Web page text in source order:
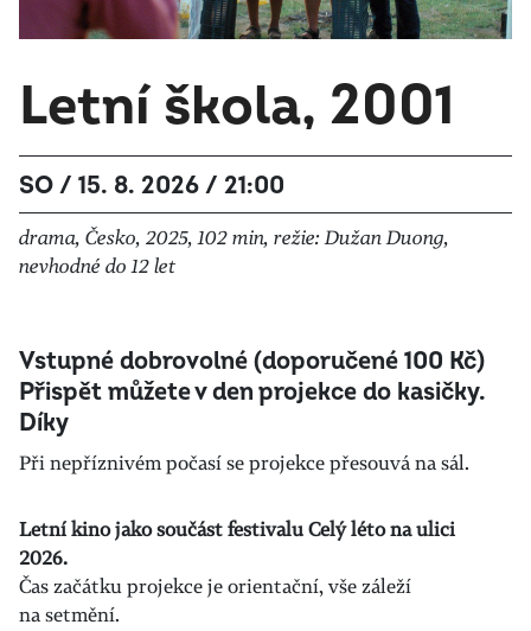
Letní škola, 2001
SO / 15. 8. 2026 / 21:00
drama, Česko, 2025, 102 min, režie: Dužan Duong,
nevhodné do 12 let
Vstupné dobrovolné (doporučené 100 Kč)
Přispět můžete v den projekce do kasičky.
Díky
Při nepříznivém počasí se projekce přesouvá na sál.
Letní kino jako součást festivalu Celý léto na ulici
2026.
Čas začátku projekce je orientační, vše záleží
na setmění.